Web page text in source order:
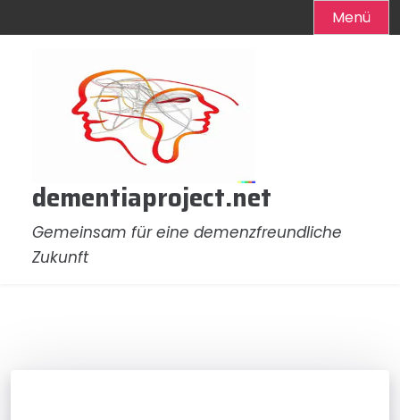
Menü
dementiaproject.net
Gemeinsam für eine demenzfreundliche
Zukunft